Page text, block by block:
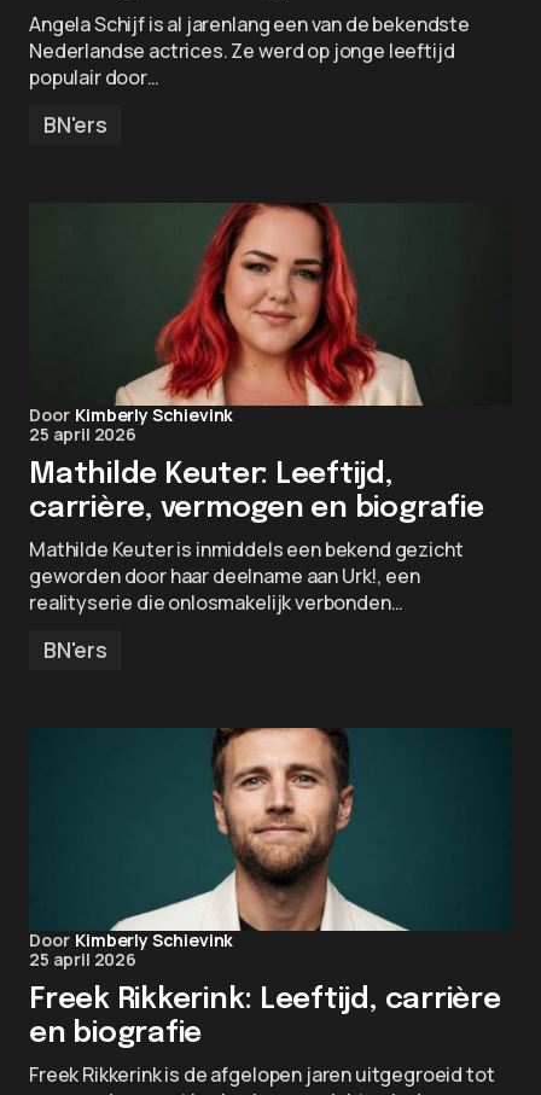
Angela Schijf is al jarenlang een van de bekendste
Nederlandse actrices. Ze werd op jonge leeftijd
populair door…
BN'ers
Door Kimberly Schievink
25 april 2026
Mathilde Keuter: Leeftijd,
carrière, vermogen en biografie
Mathilde Keuter is inmiddels een bekend gezicht
geworden door haar deelname aan Urk!, een
realityserie die onlosmakelijk verbonden…
BN'ers
Door Kimberly Schievink
25 april 2026
Freek Rikkerink: Leeftijd, carrière
en biografie
Freek Rikkerink is de afgelopen jaren uitgegroeid tot